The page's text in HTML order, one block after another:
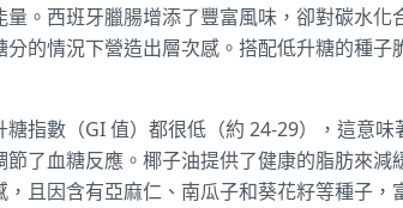
。西班牙臘腸增添了豐富風味，卻對碳水化
的情況下營造出層次感。搭配低升糖的種子
指數（GI 值）都很低（約 24-29），這意味
了血糖反應。椰子油提供了健康的脂肪來減
且因含有亞麻仁、南瓜子和葵花籽等種子，